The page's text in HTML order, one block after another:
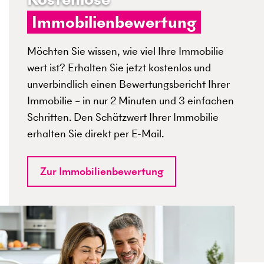
Immobilienbewertung
Möchten Sie wissen, wie viel Ihre Immobilie
wert ist? Erhalten Sie jetzt kostenlos und
unverbindlich einen Bewertungsbericht Ihrer
Immobilie – in nur 2 Minuten und 3 einfachen
Schritten. Den Schätzwert Ihrer Immobilie
erhalten Sie direkt per E-Mail.
Zur Immobilienbewertung